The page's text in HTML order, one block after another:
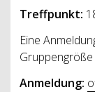
Treffpunkt:
Eine
Anmeldung: